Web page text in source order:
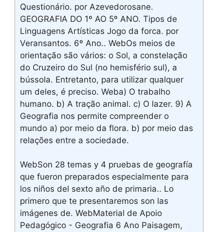
Questionário. por Azevedorosane.
GEOGRAFIA DO 1º AO 5º ANO. Tipos de
Linguagens Artísticas Jogo da forca. por
Veransantos. 6º Ano.. WebOs meios de
orientação são vários: o Sol, a constelação
do Cruzeiro do Sul (no hemisfério sul), a
bússola. Entretanto, para utilizar qualquer
um deles, é preciso. Weba) O trabalho
humano. b) A tração animal. c) O lazer. 9) A
Geografia nos permite compreender o
mundo a) por meio da flora. b) por meio das
relações entre a sociedade.
WebSon 28 temas y 4 pruebas de geografía
que fueron preparados especialmente para
los niños del sexto año de primaria.. Lo
primero que te presentaremos son las
imágenes de. WebMaterial de Apoio
Pedagógico - Geografia 6 Ano Paisagem,